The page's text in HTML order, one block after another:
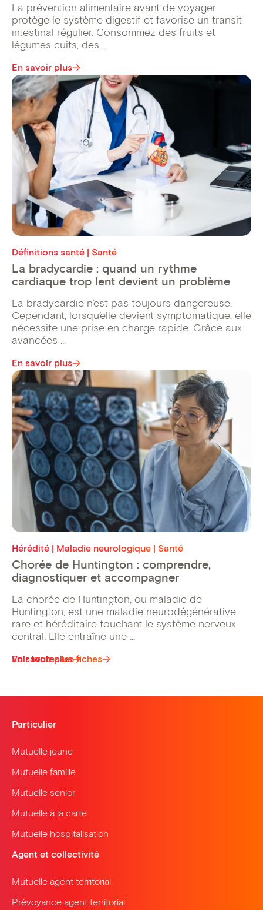
Voir toutes les fiches
La prévention alimentaire avant de voyager
protège le système digestif et favorise un transit
intestinal régulier. Consommez des fruits et
légumes cuits, des ...
En savoir plus
Définitions santé | Santé
La bradycardie : quand un rythme
cardiaque trop lent devient un problème
La bradycardie n’est pas toujours dangereuse.
Cependant, lorsqu’elle devient symptomatique, elle
nécessite une prise en charge rapide. Grâce aux
avancées ...
En savoir plus
Hérédité | Maladie neurologique | Santé
Chorée de Huntington : comprendre,
diagnostiquer et accompagner
La chorée de Huntington, ou maladie de
Huntington, est une maladie neurodégénérative
rare et héréditaire touchant le système nerveux
central. Elle entraîne une ...
En savoir plus
Particulier
Mutuelle jeune
Mutuelle famille
Mutuelle senior
Mutuelle à la carte
Mutuelle hospitalisation
Agent et collectivité
Mutuelle agent territorial
Prévoyance agent territorial